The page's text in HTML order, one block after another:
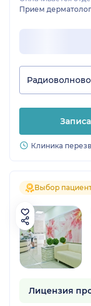
Прием
Клиника
Выбор
Лицензия